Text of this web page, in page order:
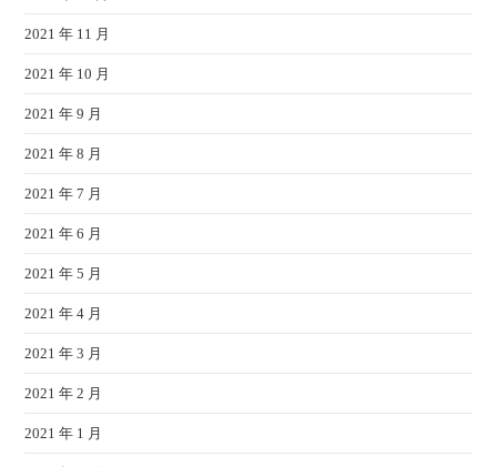
2021 年 11 月
2021 年 10 月
2021 年 9 月
2021 年 8 月
2021 年 7 月
2021 年 6 月
2021 年 5 月
2021 年 4 月
2021 年 3 月
2021 年 2 月
2021 年 1 月